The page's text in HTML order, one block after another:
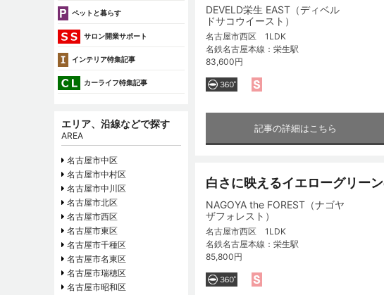
DEVELD栄生 EAST（ディベル
ドサコウイースト）
名古屋市西区 1LDK
名鉄名古屋本線：栄生駅
83,600円
記事の詳細はこちら
白さに映えるイエローグリーン
NAGOYA the FOREST（ナゴヤ
ザフォレスト）
名古屋市西区 1LDK
名鉄名古屋本線：栄生駅
85,800円
ペットと暮らす
サロン開業サポート
インテリア特集記事
カーライフ特集記事
エリア、沿線などで探す
AREA
名古屋市中区
名古屋市中村区
名古屋市中川区
名古屋市北区
名古屋市西区
名古屋市東区
名古屋市千種区
名古屋市名東区
名古屋市瑞穂区
名古屋市昭和区